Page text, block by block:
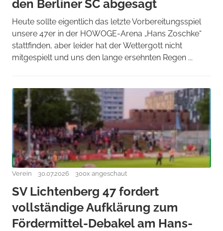
den Berliner SC abgesagt
Heute sollte eigentlich das letzte Vorbereitungsspiel
unsere 47er in der HOWOGE-Arena „Hans Zoschke“
stattfinden, aber leider hat der Wettergott nicht
mitgespielt und uns den lange ersehnten Regen ...
Verein 30.07.2026 300x angeschaut
SV Lichtenberg 47 fordert
vollständige Aufklärung zum
Fördermittel-Debakel am Hans-